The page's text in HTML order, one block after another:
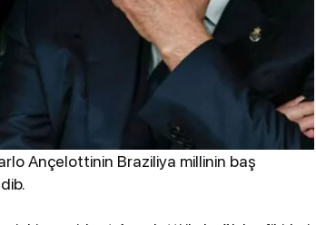
Ançelottinin Braziliya millinin baş